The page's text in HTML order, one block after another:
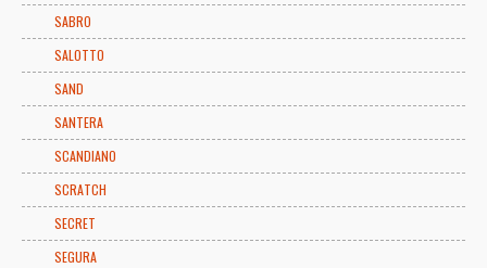
SABRO
SALOTTO
SAND
SANTERA
SCANDIANO
SCRATCH
SECRET
SEGURA